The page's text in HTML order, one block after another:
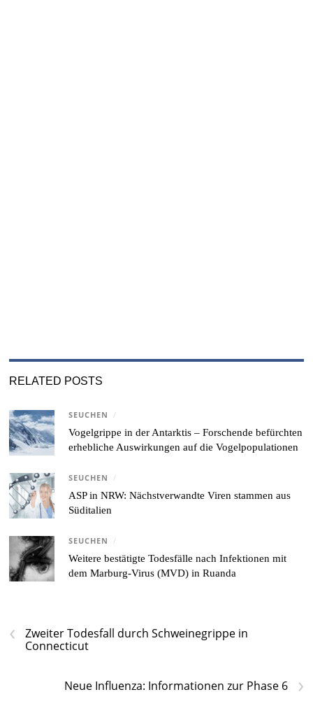
RELATED POSTS
SEUCHEN /
Vogelgrippe in der Antarktis – Forschende befürchten
erhebliche Auswirkungen auf die Vogelpopulationen
SEUCHEN /
ASP in NRW: Nächstverwandte Viren stammen aus
Süditalien
SEUCHEN /
Weitere bestätigte Todesfälle nach Infektionen mit
dem Marburg-Virus (MVD) in Ruanda
‹
Zweiter Todesfall durch Schweinegrippe in
Connecticut
›
Neue Influenza: Informationen zur Phase 6